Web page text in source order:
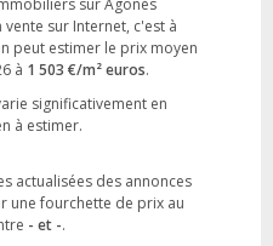
sur Internet, c'est à
peut estimer le prix moyen
à 1 503 €/m² euros.
significativement en
à estimer.
actualisées des annonces
une fourchette de prix au
- et -.